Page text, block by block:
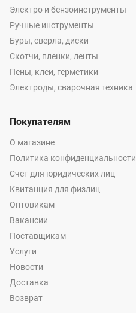
Электро и бензоинструменты
Ручные инструменты
Буры, сверла, диски
Скотчи, пленки, ленты
Пены, клеи, герметики
Электроды, сварочная техника
Покупателям
О магазине
Политика конфиденциальности
Счет для юридических лиц
Квитанция для физлиц
Оптовикам
Вакансии
Поставщикам
Услуги
Новости
Доставка
Возврат